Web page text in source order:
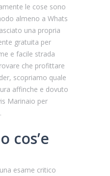
le cose sono
almeno a Whats
una propria
gratuita per
e facile strada
che profittare
scopriamo quale
affinche e dovuto
Marinaio per
cos’e
esame critico